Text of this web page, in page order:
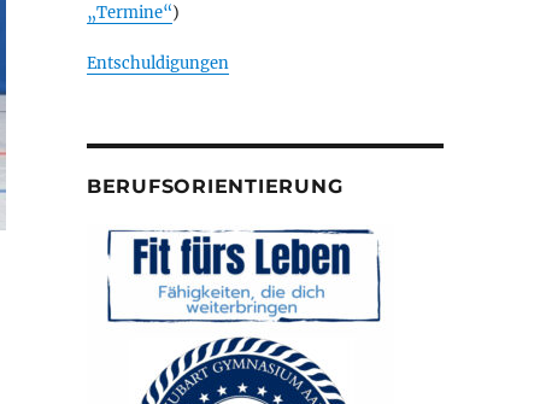
„Termine“)
Entschuldigungen
BERUFSORIENTIERUNG